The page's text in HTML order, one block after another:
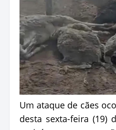
Um ataque de cães
desta sexta-feira (19)